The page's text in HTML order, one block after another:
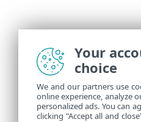
Your
choice
We and our partners use
online experience, analyze
personalized ads. You can
clicking "Accept all and